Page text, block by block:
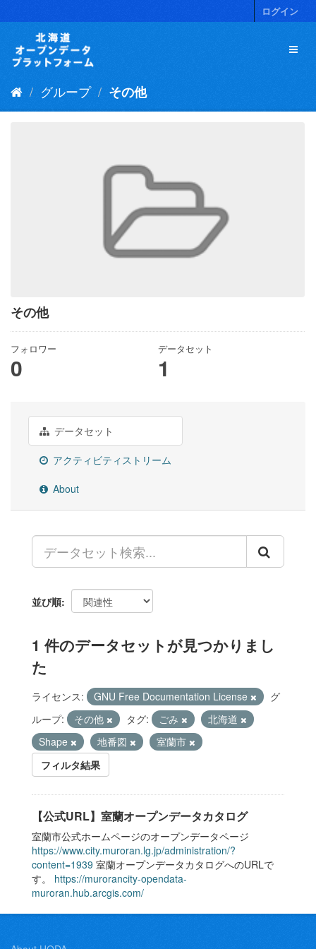
キ
ログイン
グループ その他
その他
フォロワー
0
データセット
1
データセット
アクティビティストリーム
About
並び順
1 件のデータセットが見つかりまし
た
ライセンス: GNU Free Documentation License
グ
ループ:
その他 タグ: ごみ
北海道
Shape
地番図
室蘭市
フィルタ結果
【公式URL】室蘭オープンデータカタログ
室蘭市公式ホームページのオープンデータページ
https://www.city.muroran.lg.jp/administration/?
content=1939 室蘭オープンデータカタログへのURLで
す。 https://murorancity-opendata-
muroran.hub.arcgis.com/